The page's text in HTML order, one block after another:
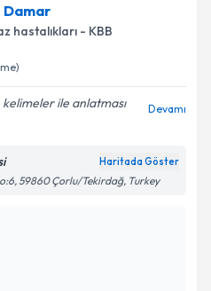
için randevu takvimi talebi
randevu almanız için bir
e-posta ile bilgilendireceğiz.
ilişkin
Aydınlatma
kişisel verilerimin belirtilen
Damar
hastalıkları - KBB
ile anlatması
Devamı
Haritada Göster
59860 Çorlu/Tekirdağ, Turkey